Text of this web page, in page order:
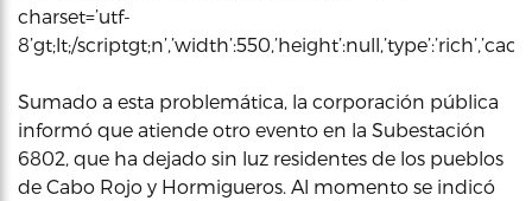
charset=’utf-
8’gt;lt;/
Sumado a esta problemática, la corporación pública
informó que atiende otro evento en la Subestación
6802, que ha dejado sin luz residentes de los pueblos
de Cabo Rojo y Hormigueros. Al momento se indicó